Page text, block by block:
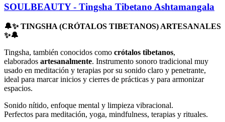
SOULBEAUTY - Tingsha Tibetano Ashtamangala
🔔✨ TINGSHA (CRÓTALOS TIBETANOS) ARTESANALES
✨🔔
Tingsha, también conocidos como crótalos tibetanos,
elaborados artesanalmente. Instrumento sonoro tradicional muy
usado en meditación y terapias por su sonido claro y penetrante,
ideal para marcar inicios y cierres de prácticas y para armonizar
espacios.
Sonido nítido, enfoque mental y limpieza vibracional.
Perfectos para meditación, yoga, mindfulness, terapias y rituales.